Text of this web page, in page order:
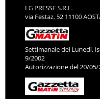
LG PRESSE S.R.L.
via Festaz, 52 11100
Settimanale del Lunedì.
9/2002
Autorizzazione del 20/05/